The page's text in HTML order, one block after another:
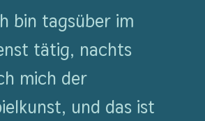
bin tagsüber im
tätig, nachts
mich der
und das ist